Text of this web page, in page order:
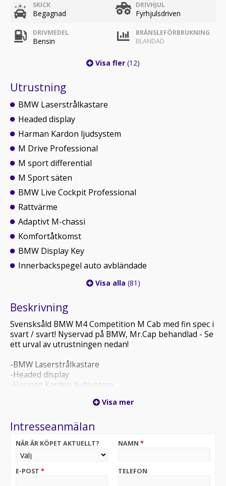
SKICK
Begagnad
DRIVHJUL
Fyrhjulsdriven
DRIVMEDEL
Bensin
BRÄNSLEFÖRBRUKNING
BLANDAD
Visa fler (12)
Utrustning
BMW Laserstrålkastare
Headed display
Harman Kardon ljudsystem
M Drive Professional
M sport differential
M Sport säten
BMW Live Cockpit Professional
Rattvärme
Adaptivt M-chassi
Komfortåtkomst
BMW Display Key
Innerbackspegel auto avbländade
Visa alla (81)
Beskrivning
Svensksåld BMW M4 Competition M Cab med fin spec i
svart / svart! Nyservad på BMW, Mr.Cap behandlad - Se
ett urval av utrustningen nedan!
-BMW Laserstrålkastare
-Headed display
-Harman Kardon ljudsystem
-M Sport säten
-Rattvärme
-Adaptivt M-chassi
-BMW Display Key
Visa mer
Intresseanmälan
NÄR ÄR KÖPET AKTUELLT? NAMN *
E-POST * TELEFON